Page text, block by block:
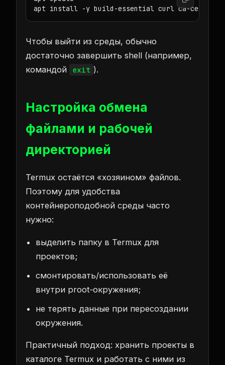
apt install -y build-essential curl ca-
Чтобы выйти из среды, обычно
достаточно завершить shell (например,
командой
exit ).
Настройка обмена
файлами и рабочей
директорией
Termux остаётся «хозяином» файлов.
Поэтому для удобства
контейнероподобной среды часто
нужно:
выделить папку в Termux для
проектов;
смонтировать/использовать её
внутри proot‑окружения;
не терять данные при пересоздании
окружения.
Практичный подход: хранить проекты в
каталоге Termux и работать с ними из